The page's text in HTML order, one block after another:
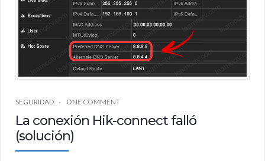
SEGURIDAD ONE COMMENT
La conexión Hik-connect falló
(solución)